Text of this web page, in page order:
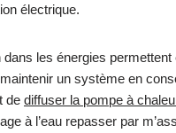
électrique.
dans les énergies permettent
un système en
de diffuser la pompe à
à l’eau repasser par